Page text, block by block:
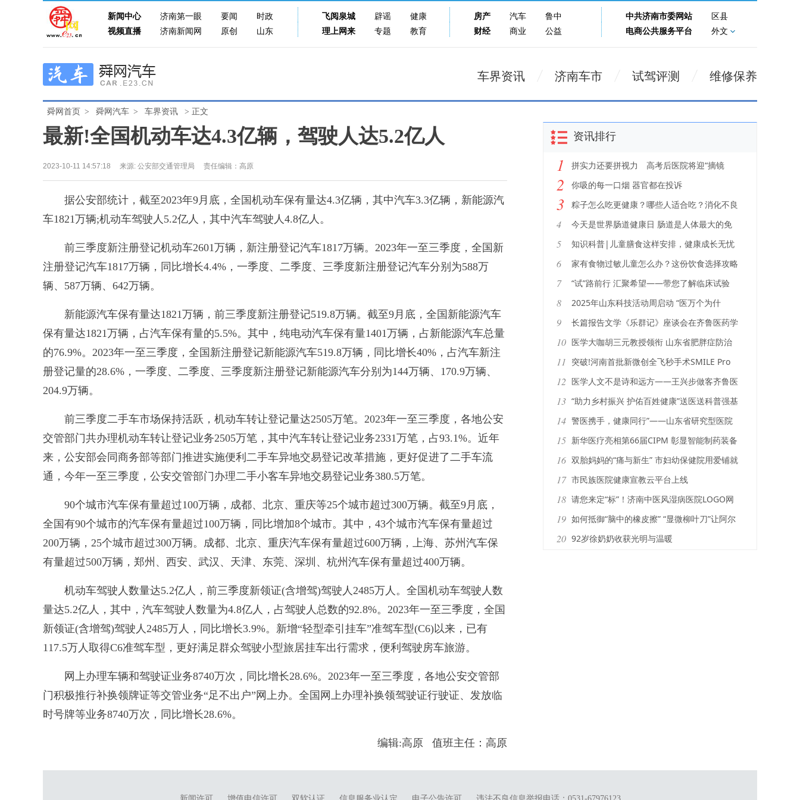
新闻中心 济南第一眼 要闻 时政 飞阅泉城 辟谣 健康 房产 汽车 鲁中 中共济南市委网站
区县
视频直播
济南新闻网 原创 山东 理上网来 专题 教育 财经 商业 公益 电商公共服务平台 外文
车界资讯 济南车市 试驾评测 维修保养
舜网首页 > 舜网汽车 > 车界资讯 > 正文
最新!全国机动车达4.3亿辆，驾驶人达5.2亿人
2023-10-11 14:57:18 来源: 公安部交通管理局 责任编辑：高原
据公安部统计，截至2023年9月底，全国机动车保有量达4.3亿辆，其中汽车3.3亿辆，新能源汽
车1821万辆;机动车驾驶人5.2亿人，其中汽车驾驶人4.8亿人。
前三季度新注册登记机动车2601万辆，新注册登记汽车1817万辆。2023年一至三季度，全国新
注册登记汽车1817万辆，同比增长4.4%，一季度、二季度、三季度新注册登记汽车分别为588万
辆、587万辆、642万辆。
新能源汽车保有量达1821万辆，前三季度新注册登记519.8万辆。截至9月底，全国新能源汽车
保有量达1821万辆，占汽车保有量的5.5%。其中，纯电动汽车保有量1401万辆，占新能源汽车总量
的76.9%。2023年一至三季度，全国新注册登记新能源汽车519.8万辆，同比增长40%，占汽车新注
册登记量的28.6%，一季度、二季度、三季度新注册登记新能源汽车分别为144万辆、170.9万辆、
204.9万辆。
前三季度二手车市场保持活跃，机动车转让登记量达2505万笔。2023年一至三季度，各地公安
交管部门共办理机动车转让登记业务2505万笔，其中汽车转让登记业务2331万笔，占93.1%。近年
来，公安部会同商务部等部门推进实施便利二手车异地交易登记改革措施，更好促进了二手车流
通，今年一至三季度，公安交管部门办理二手小客车异地交易登记业务380.5万笔。
90个城市汽车保有量超过100万辆，成都、北京、重庆等25个城市超过300万辆。截至9月底，
全国有90个城市的汽车保有量超过100万辆，同比增加8个城市。其中，43个城市汽车保有量超过
200万辆，25个城市超过300万辆。成都、北京、重庆汽车保有量超过600万辆，上海、苏州汽车保
有量超过500万辆，郑州、西安、武汉、天津、东莞、深圳、杭州汽车保有量超过400万辆。
机动车驾驶人数量达5.2亿人，前三季度新领证(含增驾)驾驶人2485万人。全国机动车驾驶人数
量达5.2亿人，其中，汽车驾驶人数量为4.8亿人，占驾驶人总数的92.8%。2023年一至三季度，全国
新领证(含增驾)驾驶人2485万人，同比增长3.9%。新增“轻型牵引挂车”准驾车型(C6)以来，已有
117.5万人取得C6准驾车型，更好满足群众驾驶小型旅居挂车出行需求，便利驾驶房车旅游。
网上办理车辆和驾驶证业务8740万次，同比增长28.6%。2023年一至三季度，各地公安交管部
门积极推行补换领牌证等交管业务“足不出户”网上办。全国网上办理补换领驾驶证行驶证、发放临
时号牌等业务8740万次，同比增长28.6%。
编辑:高原 值班主任：高原
资讯排行
1
拼实力还要拼视力 高考后医院将迎“摘镜
潮”敲黑板！山东省眼科医院专家详解摘镜手
术
2 你吸的每一口烟 器官都在投诉
3
粽子怎么吃更健康？哪些人适合吃？消化不良
怎么办？
4
今天是世界肠道健康日 肠道是人体最大的免
疫器官“肠”健康才能常健康
5 知识科普|儿童膳食这样安排，健康成长无忧
6
家有食物过敏儿童怎么办？这份饮食选择攻略
请收好
7 “试”路前行 汇聚希望——带您了解临床试验
8
2025年山东科技活动周启动 “医万个为什
么”荣膺“2024年全国优秀科普图书作品”
9
长篇报告文学《乐群记》座谈会在齐鲁医药学
院举行
10 医学大咖胡三元教授领衔 山东省肥胖症防治
联盟揭牌成立
11 突破!河南首批新微创全飞秒手术SMILE Pro
在郑州视光眼科医院成功开展
12 医学人文不是诗和远方——王兴步做客齐鲁医
学院讲堂 主讲《论语》中的医学人文智慧
13 “助力乡村振兴 护佑百姓健康”送医送科普强基
层服务活动在沂南启动
14 警医携手，健康同行”——山东省研究型医院
协会专家团成员赴市中区分局开展送医送科普
活动
15 新华医疗亮相第66届CIPM 彰显智能制药装备
升级硬实力
16 双胎妈妈的“痛与新生” 市妇幼保健院用爱铺就
生命之路
17 市民族医院健康宣教云平台上线
18 请您来定“标”！济南中医风湿病医院LOGO网
上投票开启
19 如何抵御“脑中的橡皮擦” “显微柳叶刀”让阿尔
茨海默病患者重拾记忆的拼图
20 92岁徐奶奶收获光明与温暖